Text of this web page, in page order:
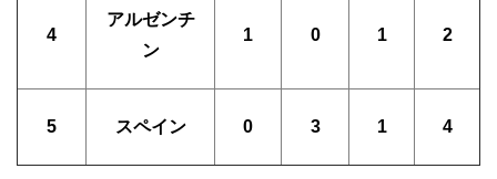
4
アルゼンチ
ン
1 0 1 2
5 スペイン 0 3 1 4